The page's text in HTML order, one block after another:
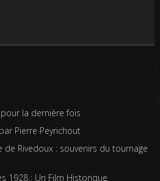
pour la dernière fois
Pierre Peyrichout
de Rivedoux : souvenirs du tournage
1928 : Un Film Historique